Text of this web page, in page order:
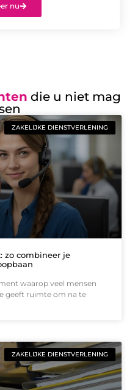
nu
die u niet mag
ZAKELIJKE DIENSTVERLENING
zo combineer je
waarop veel mensen
geeft ruimte om na te
ZAKELIJKE DIENSTVERLENING